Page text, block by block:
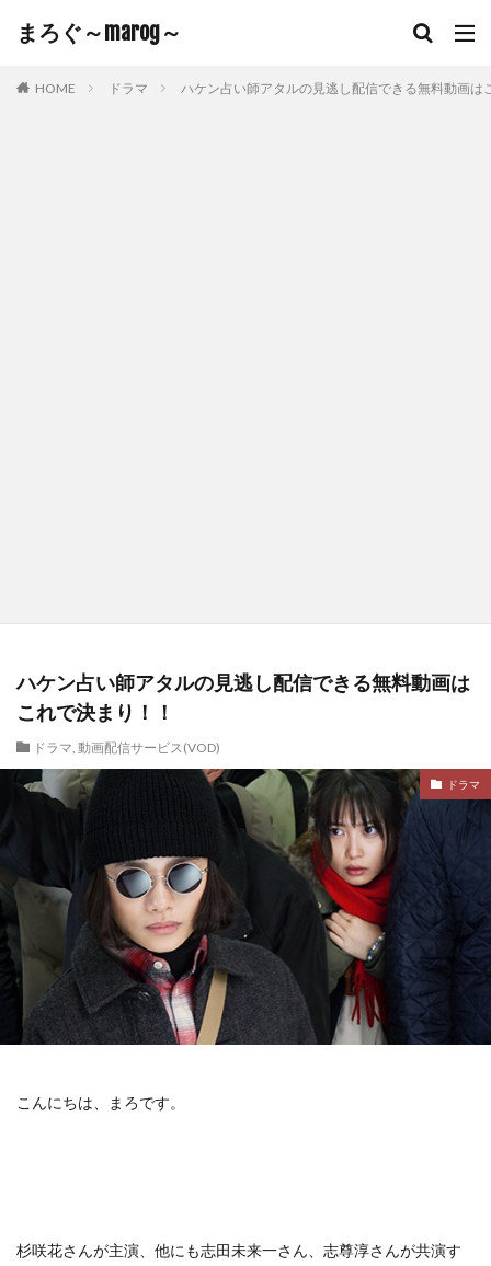
まろぐ～marog～
HOME ドラマ ハケン占い師アタルの見逃し配信できる無料動画は
ハケン占い師アタルの見逃し配信できる無料動画は
これで決まり！！
ドラマ, 動画配信サービス(VOD)
ドラマ
こんにちは、まろです。
杉咲花さんが主演、他にも志田未来一さん、志尊淳さんが共演す